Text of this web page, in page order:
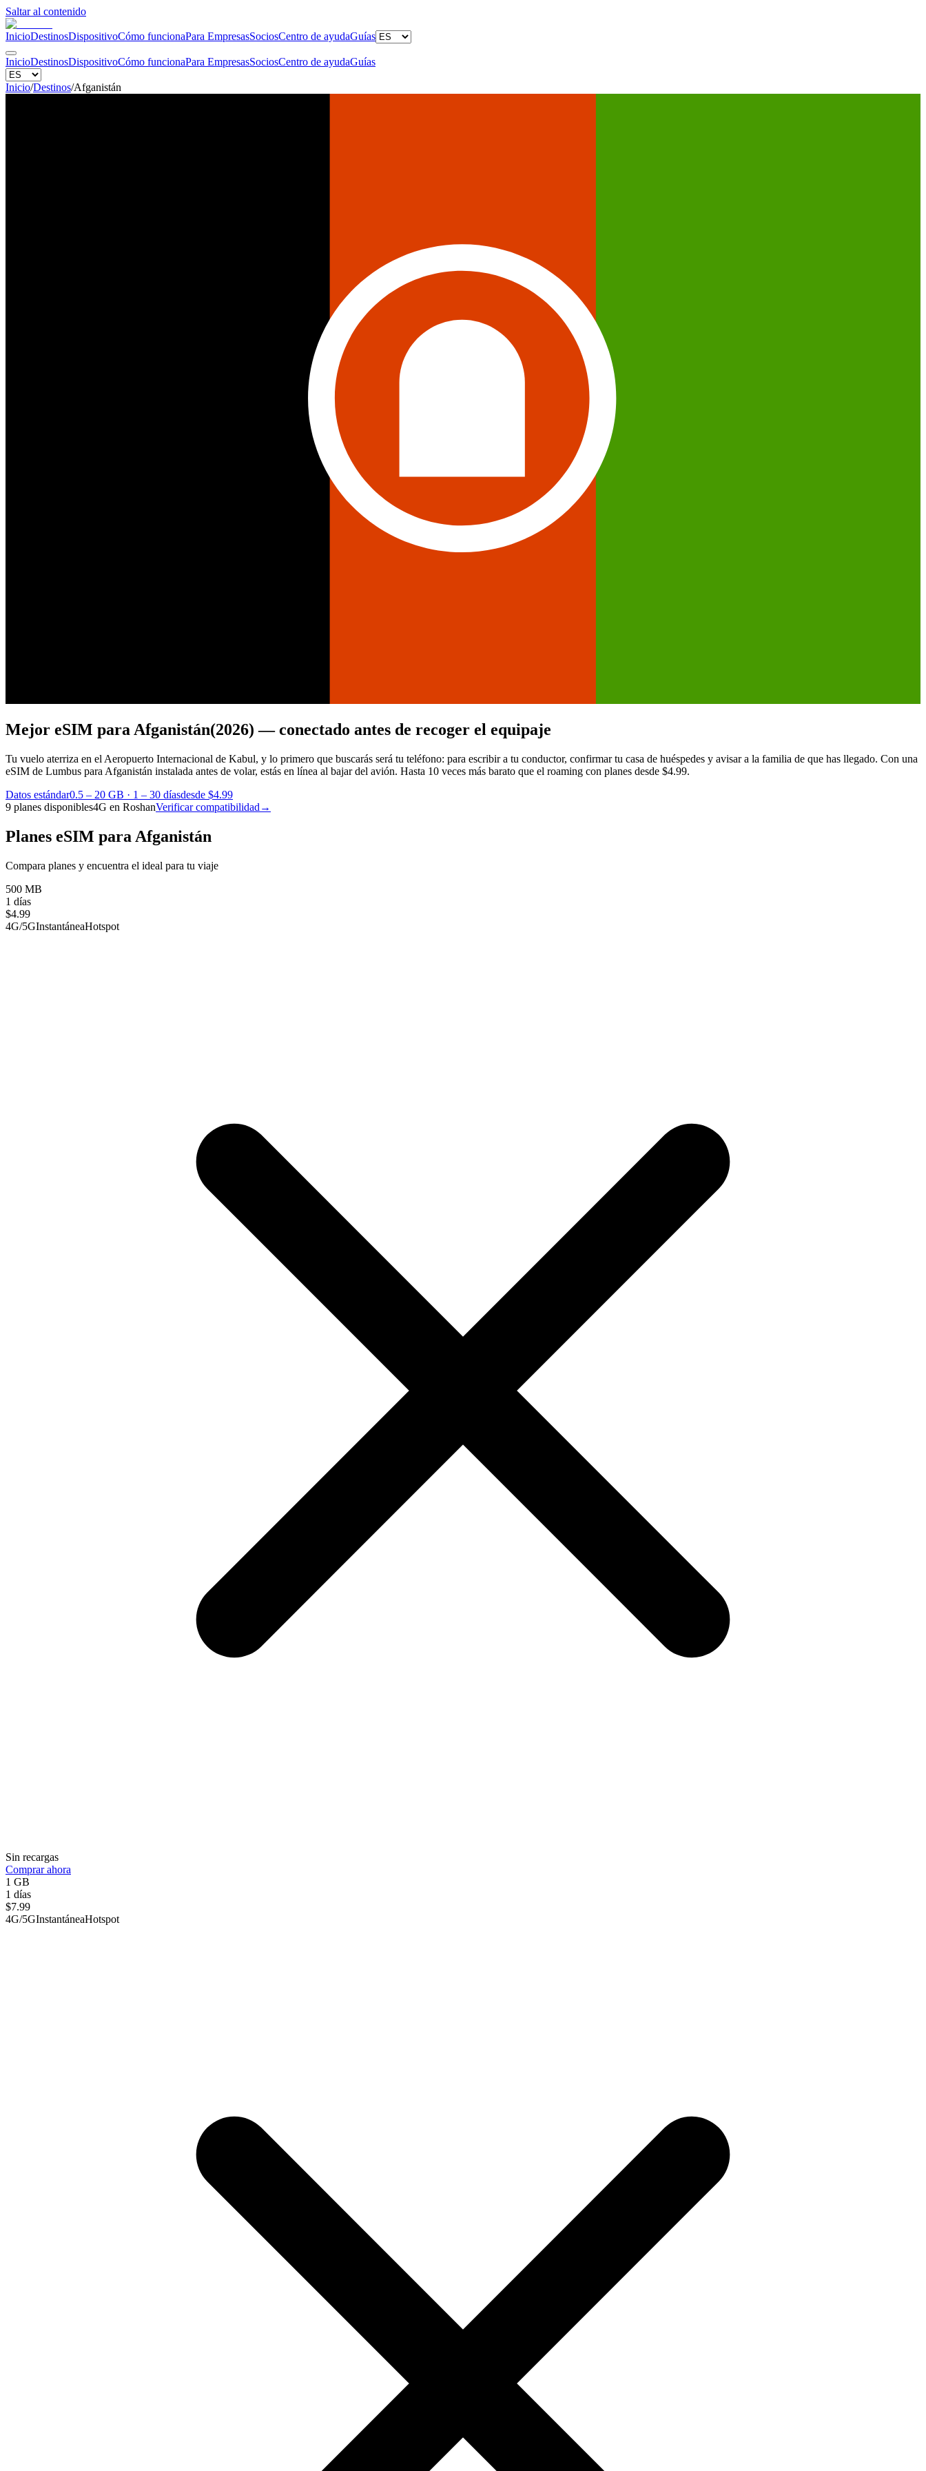
Saltar al contenido
InicioDestinosDispositivoCómo funcionaPara EmpresasSociosCentro de ayudaGuías
InicioDestinosDispositivoCómo funcionaPara EmpresasSociosCentro de ayudaGuías
Inicio/Destinos/Afganistán
Mejor eSIM para Afganistán(2026) — conectado antes de recoger el equipaje
Tu vuelo aterriza en el Aeropuerto Internacional de Kabul, y lo primero que buscarás será tu teléfono: para escribir a tu conductor, confirmar tu casa de huéspedes y avisar a la familia de que has llegado. Con una
eSIM de Lumbus para Afganistán instalada antes de volar, estás en línea al bajar del avión. Hasta 10 veces más barato que el roaming con planes desde $4.99.
Datos estándar0.5 – 20 GB · 1 – 30 díasdesde $4.99
9 planes disponibles4G en RoshanVerificar compatibilidad →
Planes eSIM para Afganistán
Compara planes y encuentra el ideal para tu viaje
500 MB
1 días
$4.99
4G/5GInstantáneaHotspot
Sin recargas
Comprar ahora
1 GB
1 días
$7.99
4G/5GInstantáneaHotspot